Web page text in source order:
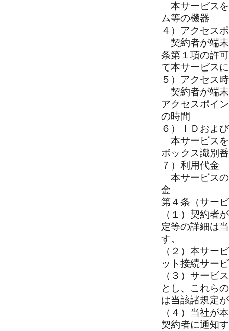
本サービスを
ム等の機器
４）アクセス
契約者が端末
条第１項の許
て本サービス
５）アクセス
契約者が端末
アクセスポイ
の時間
６）ＩＤおよ
本サービスを
ボックス識別
７）利用代金
本サービスの
金
第４条（サー
（１）契約者
定等の詳細は
す。
（２）本サー
ット接続サー
（３）サービ
とし、これら
は当該諸規定
（４）当社が
契約者に通知